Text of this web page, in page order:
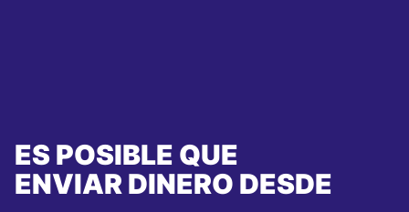
ES POSIBLE QUE
ENVIAR DINERO DESDE